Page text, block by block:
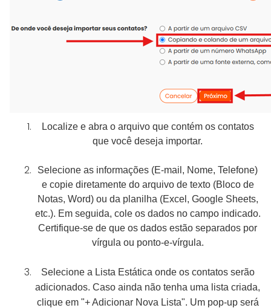
Localize e abra o arquivo que contém os contatos
que você deseja importar.
Selecione as informações (E-mail, Nome, Telefone)
e copie diretamente do arquivo de texto (Bloco de
Notas, Word) ou da planilha (Excel, Google Sheets,
etc.). Em seguida, cole os dados no campo indicado.
Certifique-se de que os dados estão separados por
vírgula ou ponto-e-vírgula.
Selecione a Lista Estática onde os contatos serão
adicionados. Caso ainda não tenha uma lista criada,
clique em "+ Adicionar Nova Lista". Um pop-up será